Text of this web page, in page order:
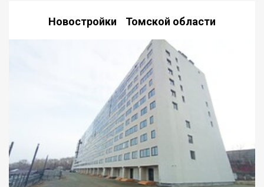
наличие всех необходимых объектов для комфортной жизни.
предоставляет отличные возможности для летнего отдыха.
Лесные массивы: в окрестностях много лесов, богатых
грибными местами, что привлечет любителей природы и
активного отдыха. Категория и виды разрешенного
использования: Категория: Земли сельскохозяйственного
назначения Виды разрешенного использования: Для
размещения объектов сельскохозяйственного назначения.
Для сельскохозяйственных угодий. Для общего
сельскохозяйственного использования. Этот участок
представляет собой отличную возможность для тех, кто
хочет заниматься сельским хозяйством или организовать
бизнес в этой области, а также для тех, кто ищет спокойное
место для жизни вдали от городской суеты. Звоните ! При
Новостройки Томской области